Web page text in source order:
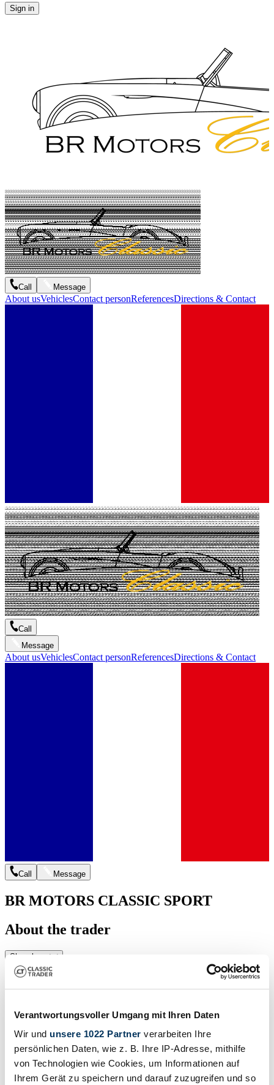
Verantwortungsvoller Umgang mit Ihren Daten
Wir und unsere 1022 Partner verarbeiten Ihre
persönlichen Daten, wie z. B. Ihre IP-Adresse, mithilfe
von Technologien wie Cookies, um Informationen auf
Ihrem Gerät zu speichern und darauf zuzugreifen und so
Sign in
Call Message
About usVehiclesContact personReferencesDirections & Contact
Call
Message
About usVehiclesContact personReferencesDirections & Contact
Call Message
BR MOTORS CLASSIC SPORT
About the trader
Show less
Services
Vehicle makes